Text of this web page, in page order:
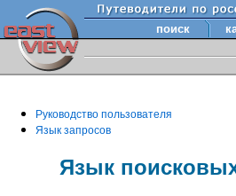
поиск
Руководство пользователя
Язык запросов
Язык